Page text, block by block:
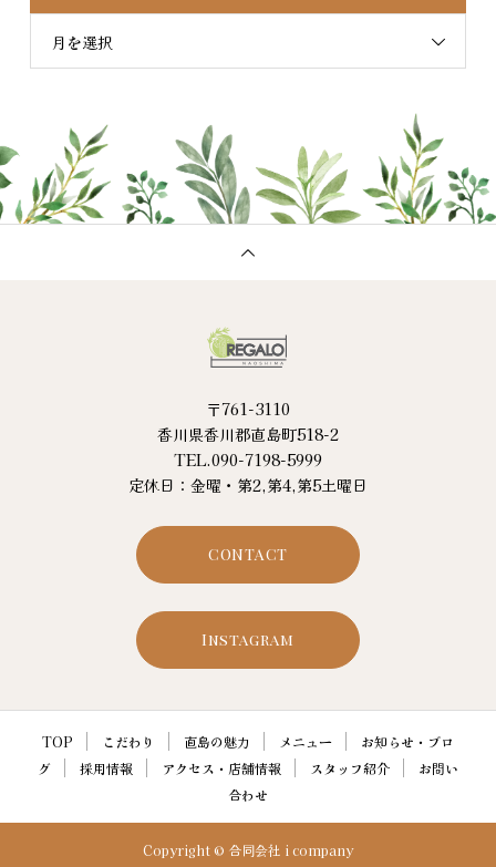
月を選択
〒761-3110
香川県香川郡直島町518-2
TEL.090-7198-5999
定休日：金曜・第2,第4,第5土曜日
CONTACT
Instagram
TOP こだわり 直島の魅力 メニュー
お知らせ・ブロ
グ
採用情報 アクセス・店舗情報 スタッフ紹介
お問い
合わせ
Copyright © 合同会社 i company